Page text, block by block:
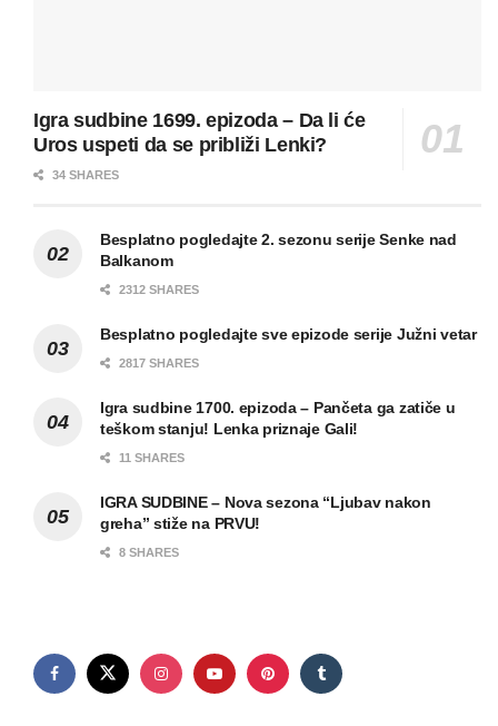
Igra sudbine 1699. epizoda – Da li će
Uros uspeti da se približi Lenki?
34 SHARES
Besplatno pogledajte 2. sezonu serije Senke nad
Balkanom
2312 SHARES
Besplatno pogledajte sve epizode serije Južni vetar
2817 SHARES
Igra sudbine 1700. epizoda – Pančeta ga zatiče u
teškom stanju! Lenka priznaje Gali!
11 SHARES
IGRA SUDBINE – Nova sezona “Ljubav nakon
greha” stiže na PRVU!
8 SHARES